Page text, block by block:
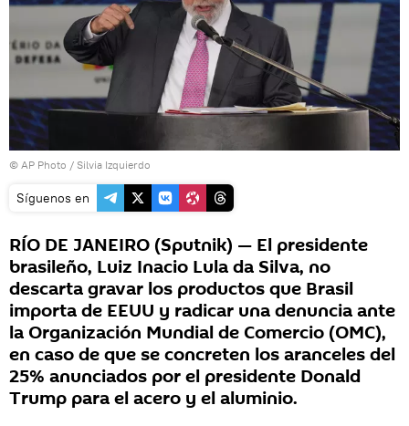
© AP Photo / Silvia Izquierdo
Síguenos en
RÍO DE JANEIRO (Sputnik) — El presidente
brasileño, Luiz Inacio Lula da Silva, no
descarta gravar los productos que Brasil
importa de EEUU y radicar una denuncia ante
la Organización Mundial de Comercio (OMC),
en caso de que se concreten los aranceles del
25% anunciados por el presidente Donald
Trump para el acero y el aluminio.